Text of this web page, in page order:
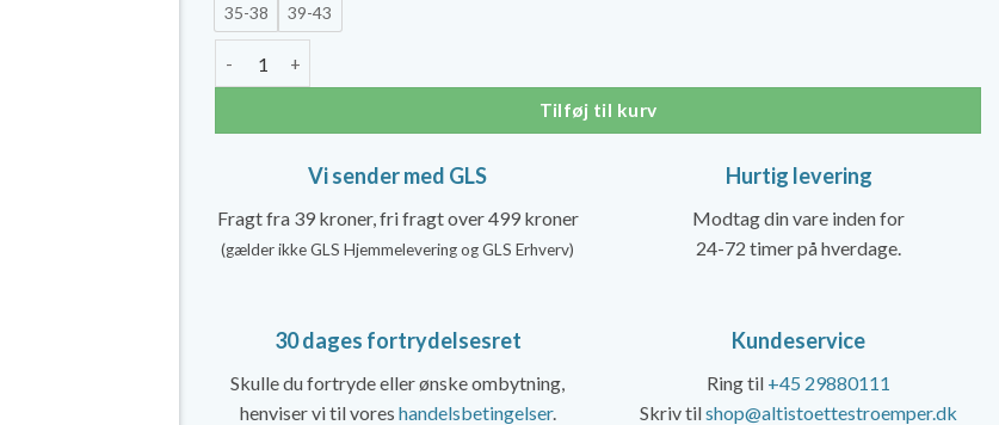
35-38 39-43
Tilføj til kurv
Vi sender med GLS
Fragt fra 39 kroner, fri fragt over 499 kroner
(gælder ikke GLS Hjemmelevering og GLS Erhverv)
Hurtig levering
Modtag din vare inden for
24-72 timer på hverdage.
30 dages fortrydelsesret
Skulle du fortryde eller ønske ombytning,
henviser vi til vores handelsbetingelser.
Kundeservice
Ring til +45 29880111
Skriv tilshop@altistoettestroemper.dk